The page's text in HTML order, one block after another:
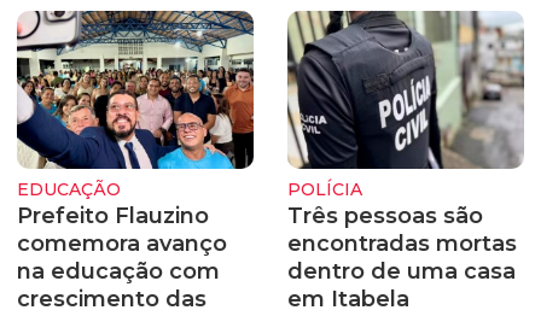
EDUCAÇÃO
Prefeito Flauzino
comemora avanço
na educação com
crescimento das
POLÍCIA
Três pessoas são
encontradas mortas
dentro de uma casa
em Itabela